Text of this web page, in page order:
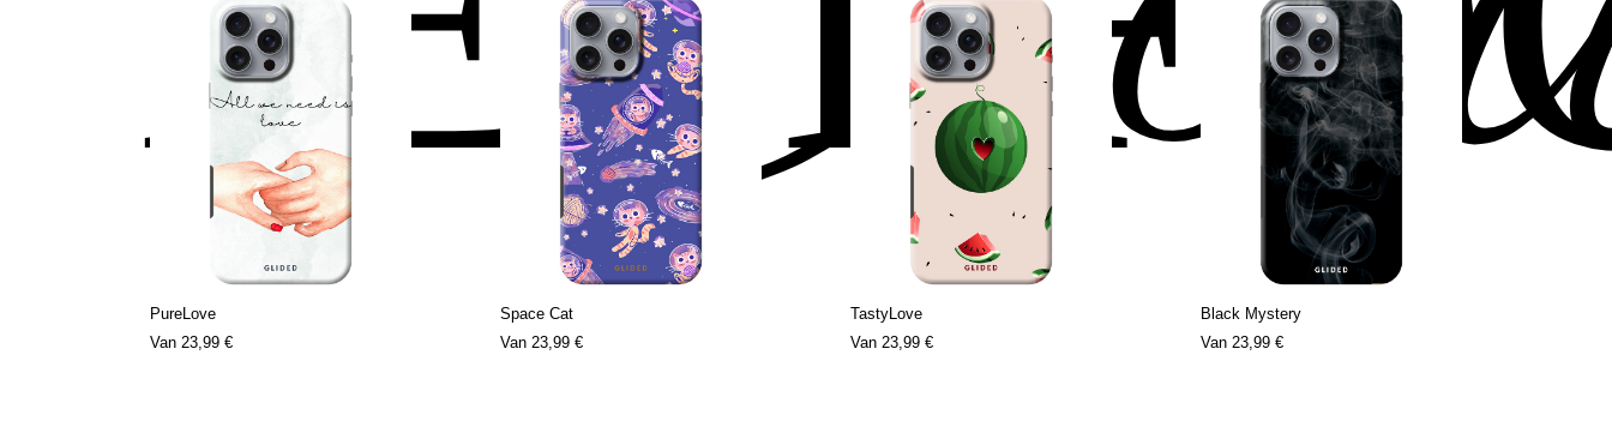
PureLove
Van 23,99 €
Space Cat
Van 23,99 €
TastyLove
Van 23,99 €
Black Mystery
Van 23,99 €